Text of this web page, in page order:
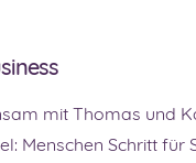
mit Thomas und
Menschen Schritt